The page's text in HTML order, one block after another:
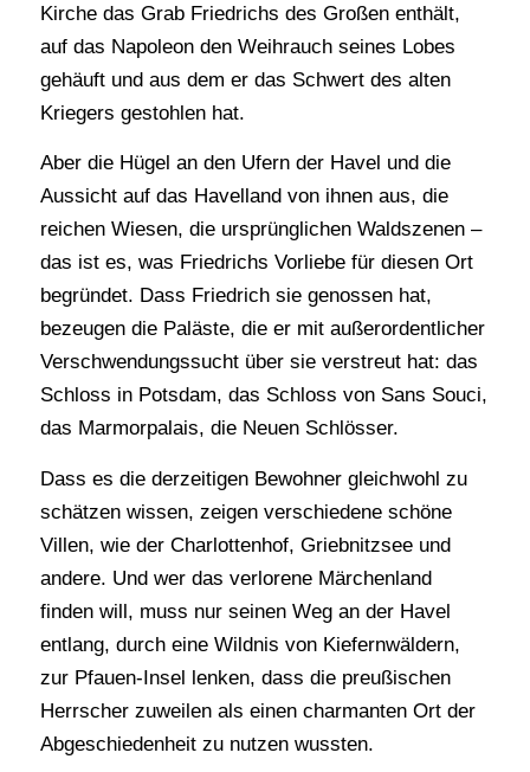
Kirche das Grab Friedrichs des Großen enthält,
auf das Napoleon den Weihrauch seines Lobes
gehäuft und aus dem er das Schwert des alten
Kriegers gestohlen hat.
Aber die Hügel an den Ufern der Havel und die
Aussicht auf das Havelland von ihnen aus, die
reichen Wiesen, die ursprünglichen Waldszenen –
das ist es, was Friedrichs Vorliebe für diesen Ort
begründet. Dass Friedrich sie genossen hat,
bezeugen die Paläste, die er mit außerordentlicher
Verschwendungssucht über sie verstreut hat: das
Schloss in Potsdam, das Schloss von Sans Souci,
das Marmorpalais, die Neuen Schlösser.
Dass es die derzeitigen Bewohner gleichwohl zu
schätzen wissen, zeigen verschiedene schöne
Villen, wie der Charlottenhof, Griebnitzsee und
andere. Und wer das verlorene Märchenland
finden will, muss nur seinen Weg an der Havel
entlang, durch eine Wildnis von Kiefernwäldern,
zur Pfauen-Insel lenken, dass die preußischen
Herrscher zuweilen als einen charmanten Ort der
Abgeschiedenheit zu nutzen wussten.